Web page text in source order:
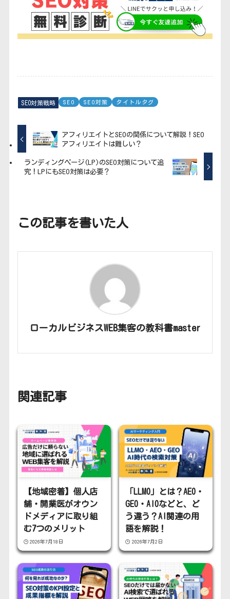
SEO対策戦略 SEO SEO対策 タイトルタグ
アフィリエイトとSEOの関係について解説！SEO
アフィリエイトは難しい？
ランディングページ(LP)のSEO対策について追
究！LPにもSEO対策は必要？
この記事を書いた人
ローカルビジネスWEB集客の教科書master
関連記事
【地域密着】個人店
舗・開業医がオウン
ドメディアに取り組
む7つのメリット
2026年7月18日
「LLMO」とは？AEO・
GEO・AIOなどと、ど
う違う？AI関連の用
語を解説！
2026年7月2日